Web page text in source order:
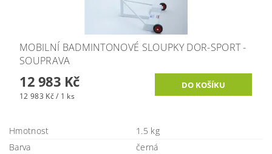
MOBILNÍ BADMINTONOVÉ SLOUPKY DOR-SPORT -
SOUPRAVA
12 983 Kč
12 983 Kč / 1 ks
Hmotnost
1.5 kg
Barva
černá